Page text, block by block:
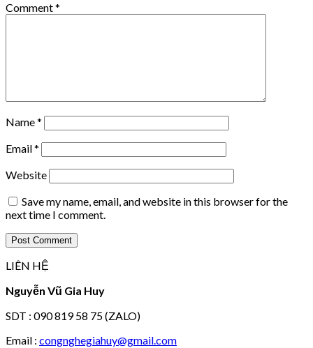
Comment*
Name*
Email*
Website
Save my name, email, and website in this browser for the
next time I comment.
LIÊN HỆ
Nguyễn Vũ Gia Huy
SDT : 090 819 58 75 (ZALO)
Email : congnghegiahuy@gmail.com